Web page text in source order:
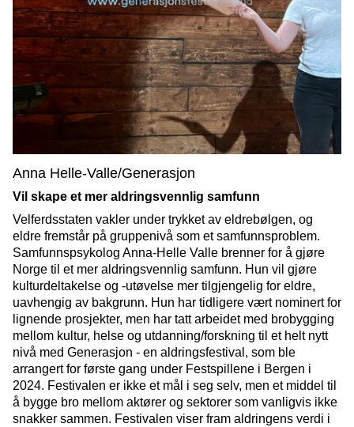
Anna Helle-Valle/Generasjon
Vil skape et mer aldringsvennlig samfunn
Velferdsstaten vakler under trykket av eldrebølgen, og
eldre fremstår på gruppenivå som et samfunnsproblem.
Samfunnspsykolog Anna-Helle Valle brenner for å gjøre
Norge til et mer aldringsvennlig samfunn. Hun vil gjøre
kulturdeltakelse og -utøvelse mer tilgjengelig for eldre,
uavhengig av bakgrunn. Hun har tidligere vært nominert for
lignende prosjekter, men har tatt arbeidet med brobygging
mellom kultur, helse og utdanning/forskning til et helt nytt
nivå med Generasjon - en aldringsfestival, som ble
arrangert for første gang under Festspillene i Bergen i
2024. Festivalen er ikke et mål i seg selv, men et middel til
å bygge bro mellom aktører og sektorer som vanligvis ikke
snakker sammen. Festivalen viser fram aldringens verdi i